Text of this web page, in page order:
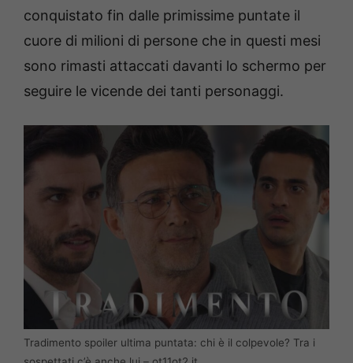
conquistato fin dalle primissime puntate il
cuore di milioni di persone che in questi mesi
sono rimasti attaccati davanti lo schermo per
seguire le vicende dei tanti personaggi.
Tradimento spoiler ultima puntata: chi è il colpevole? Tra i